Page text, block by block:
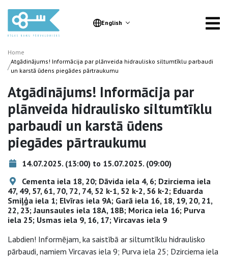
English
Home
/Atgādinājums! Informācija par plānveida hidraulisko siltumtīklu parbaudi
un karstā ūdens piegādes pārtraukumu
Atgādinājums! Informācija par
plānveida hidraulisko siltumtīklu
parbaudi un karstā ūdens
piegādes pārtraukumu
14.07.2025. (13:00) to 15.07.2025. (09:00)
Cementa iela 18, 20; Dāvida iela 4, 6; Dzirciema iela
47, 49, 57, 61, 70, 72, 74, 52 k-1, 52 k-2, 56 k-2; Eduarda
Smiļģa iela 1; Elvīras iela 9A; Garā iela 16, 18, 19, 20, 21,
22, 23; Jaunsaules iela 18A, 18B; Morica iela 16; Purva
iela 25; Usmas iela 9, 16, 17; Vircavas iela 9
Labdien! Informējam, ka saistībā ar siltumtīklu hidraulisko
pārbaudi, namiem Vircavas iela 9; Purva iela 25; Dzirciema iela